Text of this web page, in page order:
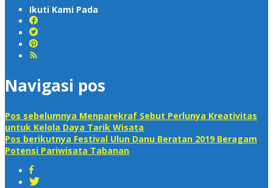
Ikuti Kami Pada
Navigasi pos
Pos sebelumnya Menparekraf Sebut Perlunya Kreativitas
untuk Kelola Daya Tarik Wisata
Pos berikutnya Festival Ulun Danu Beratan 2019 Beragam
Potensi Pariwisata Tabanan